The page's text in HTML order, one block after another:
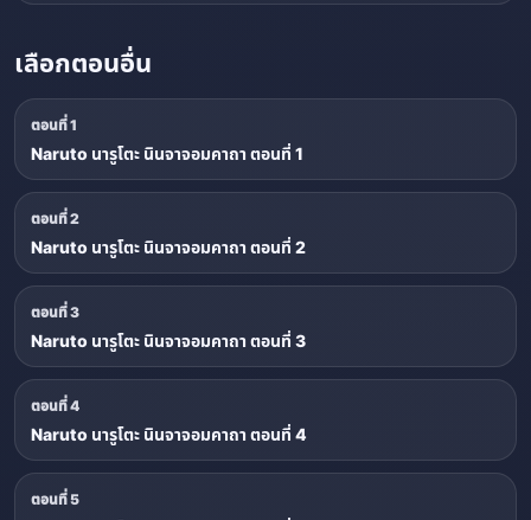
เลือกตอนอื่น
ตอนที่ 1
Naruto นารูโตะ นินจาจอมคาถา ตอนที่ 1
ตอนที่ 2
Naruto นารูโตะ นินจาจอมคาถา ตอนที่ 2
ตอนที่ 3
Naruto นารูโตะ นินจาจอมคาถา ตอนที่ 3
ตอนที่ 4
Naruto นารูโตะ นินจาจอมคาถา ตอนที่ 4
ตอนที่ 5